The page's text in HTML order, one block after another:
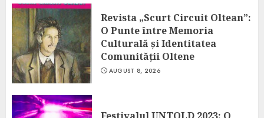
Revista „Scurt Circuit Oltean”:
O Punte între Memoria
Culturală și Identitatea
Comunității Oltene
AUGUST 8, 2026
Festivalul UNTOLD 2023: O